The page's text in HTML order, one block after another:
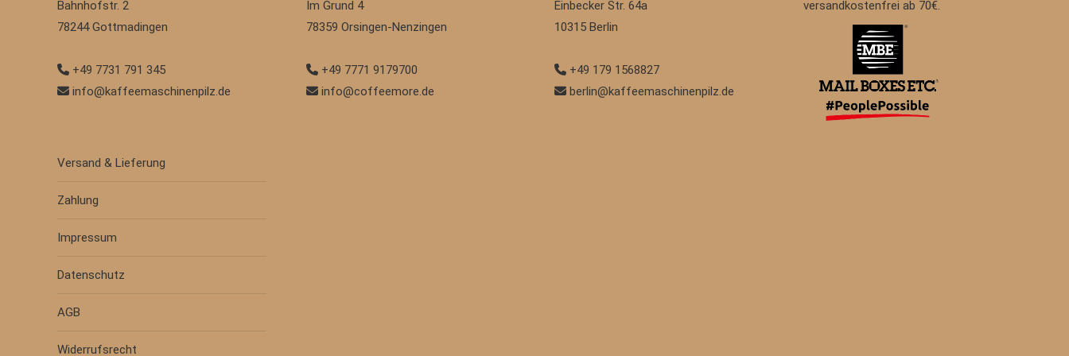
Bahnhofstr. 2
78244 Gottmadingen
+49 7731 791 345
info@kaffeemaschinenpilz.de
Im Grund 4
78359 Orsingen-Nenzingen
+49 7771 9179700
info@coffeemore.de
Einbecker Str. 64a
10315 Berlin
+49 179 1568827
berlin@kaffeemaschinenpilz.de
versandkostenfrei ab 70€.
Versand & Lieferung
Zahlung
Impressum
Datenschutz
AGB
Widerrufsrecht